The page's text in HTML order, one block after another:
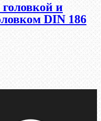
и
DIN 186